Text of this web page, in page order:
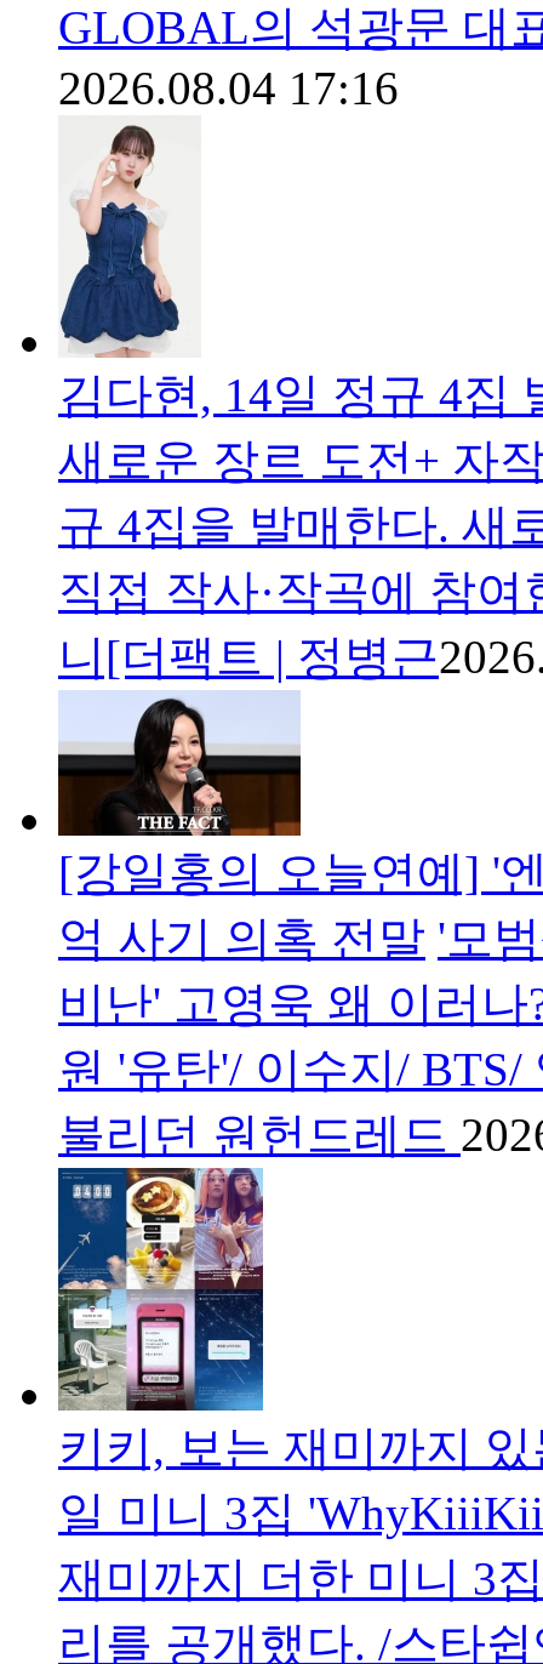
GLOBAL의 석광문 대
2026.08.04 17:16
김다현, 14일 정규 4
새로운 장르 도전+ 자
규 4집을 발매한다. 새
직접 작사·작곡에 참
니[더팩트 | 정병근
[강일홍의 오늘연예] '
억 사기 의혹 전말 '모
비난' 고영욱 왜 이러
원 '유탄'/ 이수지/
불리던 원헌드레드
키키, 보는 재미까지
일 미니 3집
재미까지 더한 미니 3
리를 공개했다. /스타